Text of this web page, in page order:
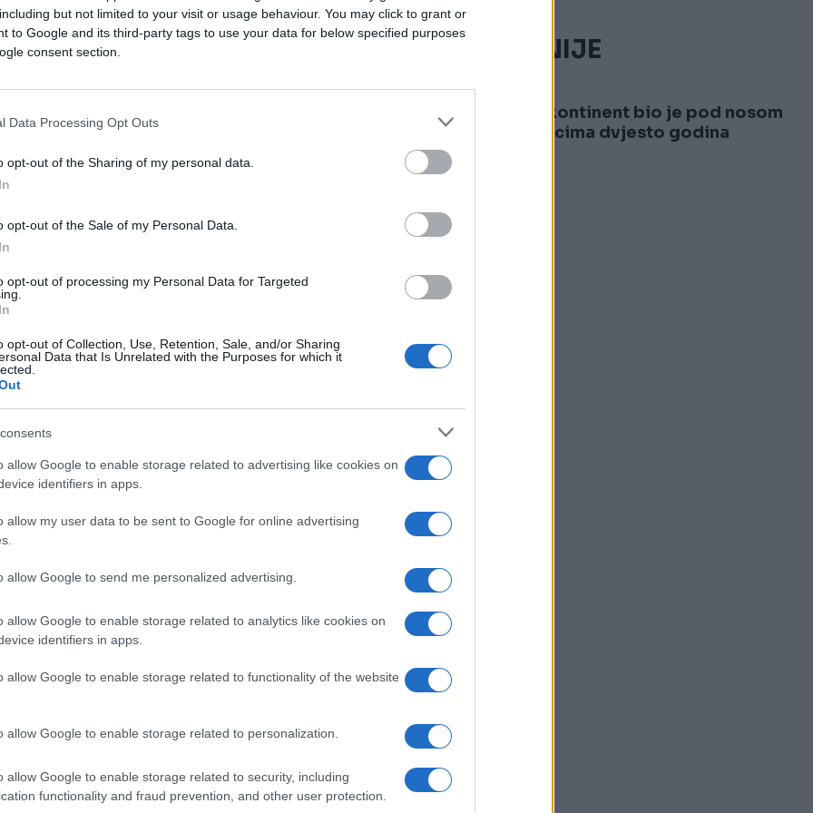
but not limited to your visit or usage behaviour. You may click to grant or
to Google and its third-party tags to use your data for below specified purposes
consent section.
Data Processing Opt Outs
opt-out of the Sharing of my personal data.
opt-out of the Sale of my Personal Data.
opt-out of processing my Personal Data for Targeted
opt-out of Collection, Use, Retention, Sale, and/or Sharing
Data that Is Unrelated with the Purposes for which it
allow Google to enable storage related to advertising like cookies on
identifiers in apps.
allow my user data to be sent to Google for online advertising
allow Google to send me personalized advertising.
allow Google to enable storage related to analytics like cookies on
identifiers in apps.
allow Google to enable storage related to functionality of the website
allow Google to enable storage related to personalization.
allow Google to enable storage related to security, including
functionality and fraud prevention, and other user protection.
šoljica kafe. A čuveni francuski književnik je
da je radio 48 sati uz samo tri sati sna, pa
ptica”, imao je običaj da svakog jutra 15
misli”.
umjetnik, izumitelj i naučnik je, da bi
uobičajenih nekoliko sati spavanja. Umjesto
pa opet čitavog dana bio aktivan.
I on nije mnogo spavao, svega dva sata
Prije nego što bi legao u krevet, on bi 100
će to da mu poboljša rad moždanih ćelija.
prema nakitu i gojaznim ženama.
stolom ili u radnoj sobi koja odiše njihovim
romana nije imala ni radnu sobu, niti sto. Ona
god bi poželjela – pa bilo to u hotelu ili u kuhinji.
berberine, pa je puštao kosu da mu raste. Nije
NAJČITANIJE
1
Osmi kontinent bio je pod nosom
naučnicima dvjesto godina